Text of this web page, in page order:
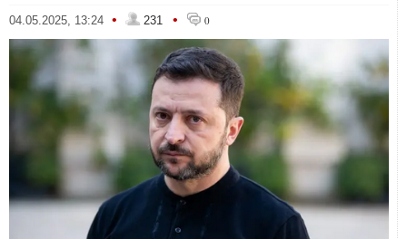
04.05.2025, 13:24 • 231 • 0